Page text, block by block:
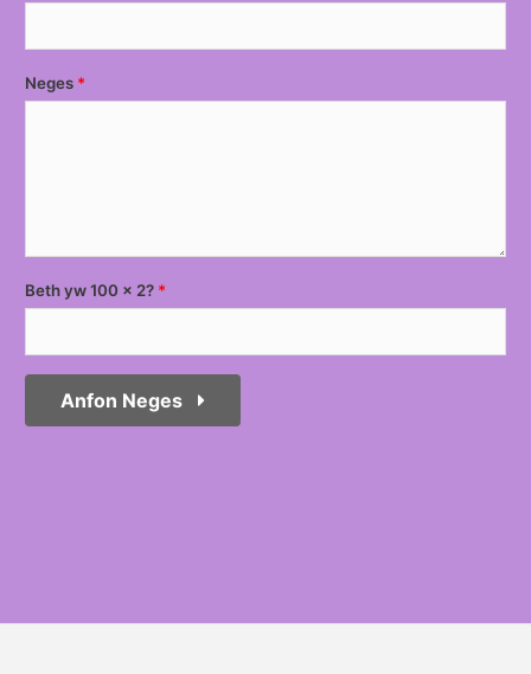
Neges
Beth yw 100 x 2?
Anfon Neges